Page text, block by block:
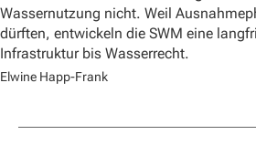
Wassernutzung nicht. Weil
dürften, entwickeln die SWM eine
Infrastruktur bis Wasserrecht.
Elwine Happ-Frank